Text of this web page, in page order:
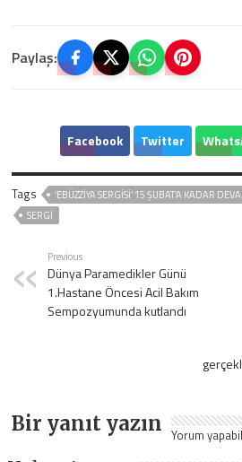
Paylaş:
Facebook Twitter
Tags ‘EBÜZZIYA SERGISI’ 15 ŞUBAT’A KADAR
SERGİ
Previous
Dünya Paramedikler Günü
1.Hastane Öncesi Acil Bakım
Sempozyumunda kutlandı
Bir yanıt yazın Yorum